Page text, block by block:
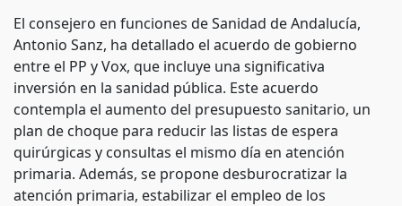
El consejero en funciones de Sanidad de Andalucía,
Antonio Sanz, ha detallado el acuerdo de gobierno
entre el PP y Vox, que incluye una significativa
inversión en la sanidad pública. Este acuerdo
contempla el aumento del presupuesto sanitario, un
plan de choque para reducir las listas de espera
quirúrgicas y consultas el mismo día en atención
primaria. Además, se propone desburocratizar la
atención primaria, estabilizar el empleo de los